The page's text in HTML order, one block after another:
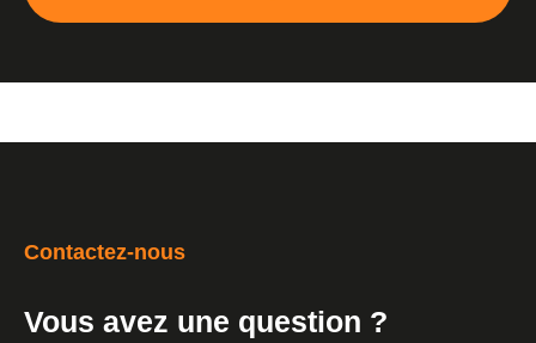
Contactez-nous
Vous avez une question ?